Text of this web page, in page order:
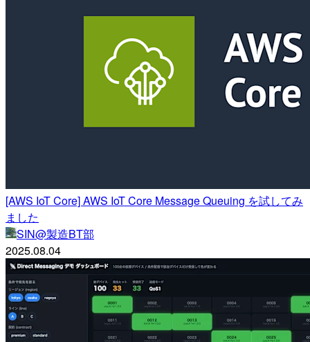
[AWS IoT Core] AWS IoT Core Message Queuing を試してみ
ました
SIN@製造BT部
2025.08.04